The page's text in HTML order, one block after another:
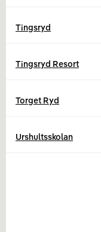
Tingsryd
Tingsryd Resort
Torget Ryd
Urshultsskolan